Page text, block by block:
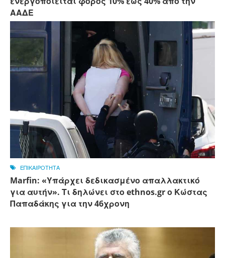
ΑΑΔΕ
ΕΠΙΚΑΙΡΟΤΗΤΑ
Marfin: «Υπάρχει δεδικασμένο απαλλακτικό
για αυτήν». Τι δηλώνει στο ethnos.gr ο Κώστας
Παπαδάκης για την 46χρονη